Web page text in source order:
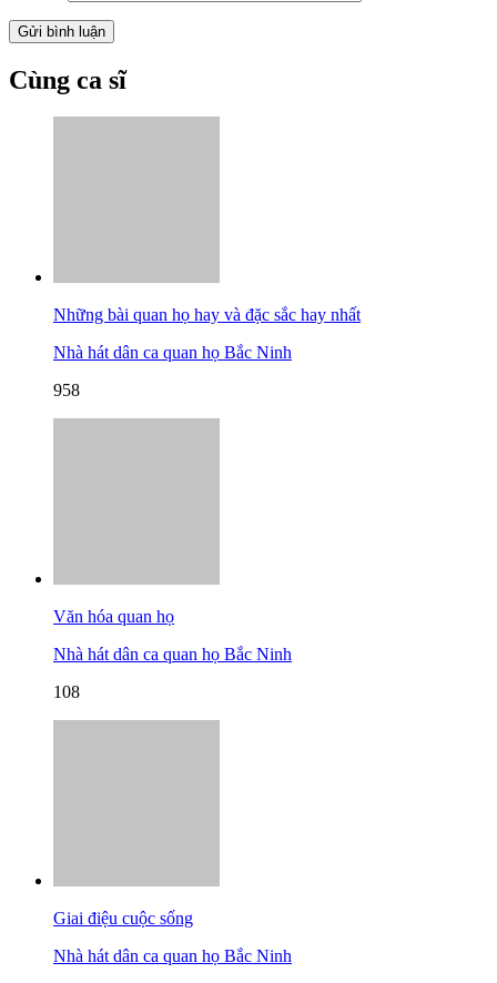
Cùng ca sĩ
Những bài quan họ hay và đặc sắc hay nhất
Nhà hát dân ca quan họ Bắc Ninh
958
Văn hóa quan họ
Nhà hát dân ca quan họ Bắc Ninh
108
Giai điệu cuộc sống
Nhà hát dân ca quan họ Bắc Ninh